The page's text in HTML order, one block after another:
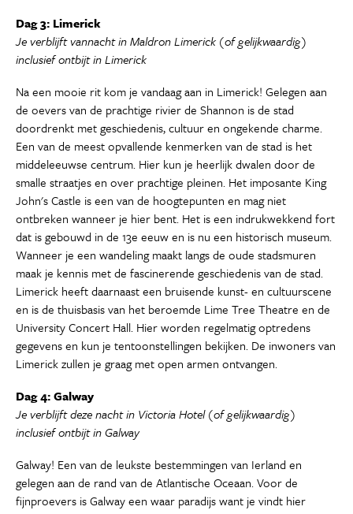
Dag 3: Limerick
Je verblijft vannacht in Maldron Limerick (of gelijkwaardig)
inclusief ontbijt in Limerick
Na een mooie rit kom je vandaag aan in Limerick! Gelegen aan
de oevers van de prachtige rivier de Shannon is de stad
doordrenkt met geschiedenis, cultuur en ongekende charme.
Een van de meest opvallende kenmerken van de stad is het
middeleeuwse centrum. Hier kun je heerlijk dwalen door de
smalle straatjes en over prachtige pleinen. Het imposante King
John's Castle is een van de hoogtepunten en mag niet
ontbreken wanneer je hier bent. Het is een indrukwekkend fort
dat is gebouwd in de 13e eeuw en is nu een historisch museum.
Wanneer je een wandeling maakt langs de oude stadsmuren
maak je kennis met de fascinerende geschiedenis van de stad.
Limerick heeft daarnaast een bruisende kunst- en cultuurscene
en is de thuisbasis van het beroemde Lime Tree Theatre en de
University Concert Hall. Hier worden regelmatig optredens
gegevens en kun je tentoonstellingen bekijken. De inwoners van
Limerick zullen je graag met open armen ontvangen.
Dag 4: Galway
Je verblijft deze nacht in Victoria Hotel (of gelijkwaardig)
inclusief ontbijt in Galway
Galway! Een van de leukste bestemmingen van Ierland en
gelegen aan de rand van de Atlantische Oceaan. Voor de
fijnproevers is Galway een waar paradijs want je vindt hier